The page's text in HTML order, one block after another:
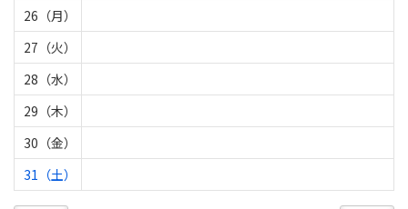
26（月）
27（火）
28（水）
29（木）
30（金）
31（土）